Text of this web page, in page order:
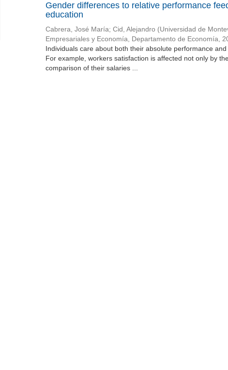
Gender differences to relative performance
education
Cabrera, José María; Cid, Alejandro (Universidad de
Empresariales y Economía, Departamento de Economía,
Individuals care about both their absolute performance
For example, workers satisfaction is affected not only by
comparison of their salaries ...